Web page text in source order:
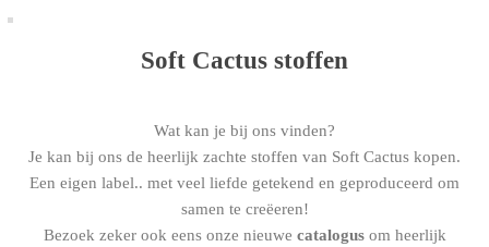
Soft Cactus stoffen
Wat kan je bij ons vinden?
Je kan bij ons de heerlijk zachte stoffen van Soft Cactus kopen.
Een eigen label.. met veel liefde getekend en geproduceerd om
samen te creëeren!
Bezoek zeker ook eens onze nieuwe catalogus om heerlijk